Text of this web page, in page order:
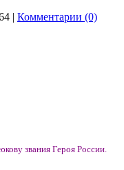
| Комментарии (0)
звания Героя России.